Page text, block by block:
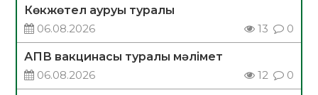
Көкжөтел ауруы туралы
06.08.2026
13 0
АПВ вакцинасы туралы мәлімет
06.08.2026
12 0